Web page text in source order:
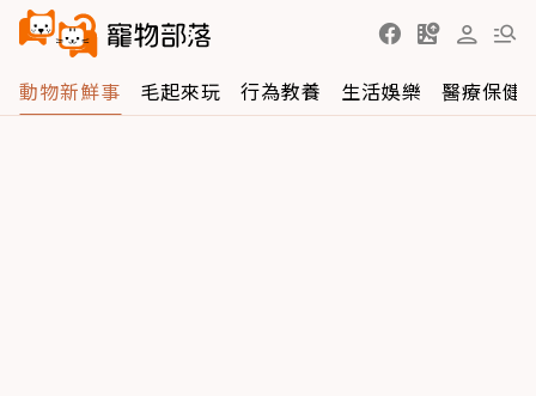
動物新鮮事 毛起來玩 行為教養 生活娛樂 醫療保健